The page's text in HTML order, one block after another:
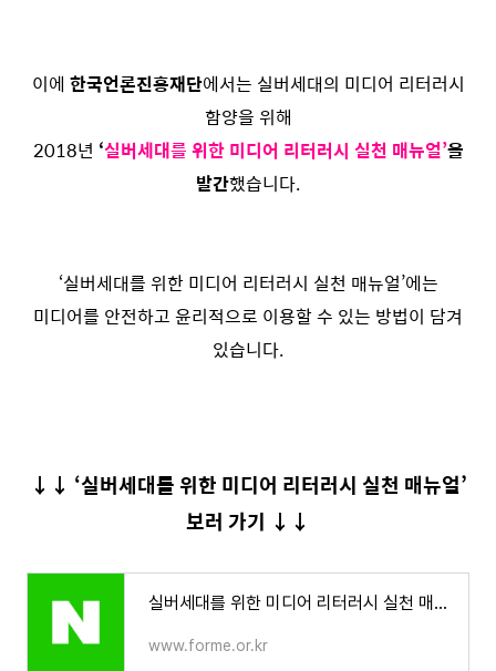
이에 한국언론진흥재단에서는 실버세대의 미디어 리터러시
함양을 위해
2018년 ‘실버세대를 위한 미디어 리터러시 실천 매뉴얼’을
발간했습니다.
‘실버세대를 위한 미디어 리터러시 실천 매뉴얼’에는
미디어를 안전하고 윤리적으로 이용할 수 있는 방법이 담겨
있습니다.
↓↓ ‘실버세대를 위한 미디어 리터러시 실천 매뉴얼’
보러 가기 ↓↓
실버세대를 위한 미디어 리터러시 실천 매뉴얼 | 교재 : ForME
www.forme.or.kr